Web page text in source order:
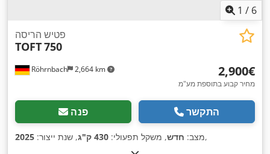
1 / 6
Röhrnbach 2,664 km
פטיש הריסה
TOFT750
‏2,900 ‏€
מחיר קבוע בתוספת מע"מ
פנה התקשר
מצב: חדש, משקל תפעולי: 430 ק"ג , שנת ייצור: 2025 ,